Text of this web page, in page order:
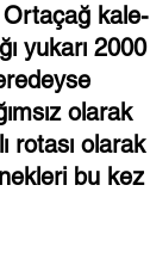
Ortaçağ kale-
yukarı 2000
olarak
rotası olarak
bu kez